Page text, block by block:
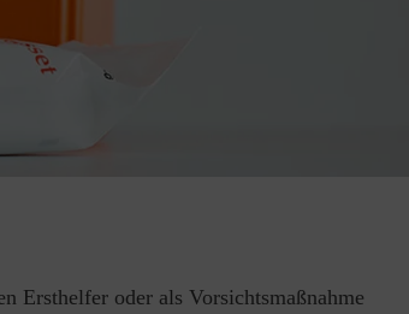
Ersthelfer oder als Vorsichtsmaßnahme